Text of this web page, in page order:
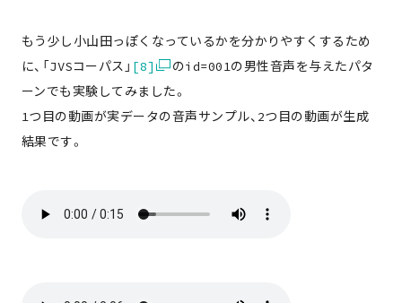
もう少し小山田っぽくなっているかを分かりやすくするため
に、「JVSコーパス」 [8]
のid=001の男性音声を与えたパタ
ーンでも実験してみました。
1つ目の動画が実データの音声サンプル、2つ目の動画が生成
結果です。